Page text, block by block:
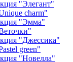
"Элегант"
charm"
"Эмма"
"Джессика"
green"
"Новелла"